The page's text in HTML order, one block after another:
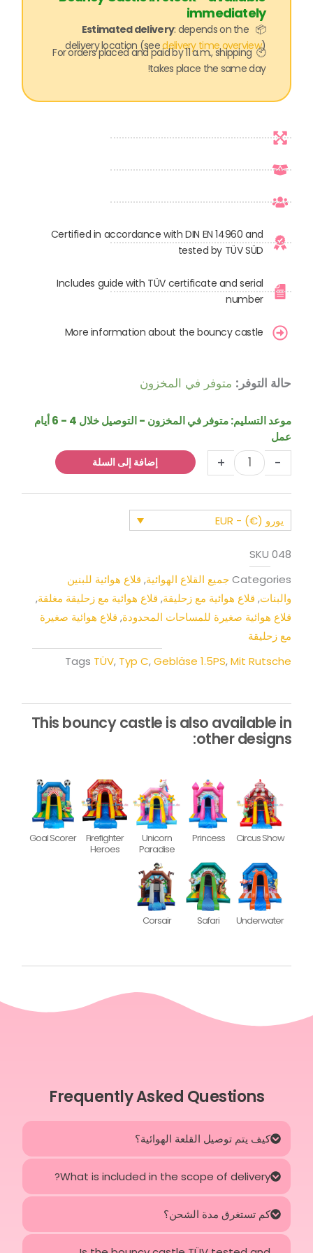
immediately
📦
Estimated delivery: depends on the
delivery location (seedelivery time overview)
🕙 For orders placed and paid by 11 a.m., shipping
takes place the same day!
Certified in accordance with DIN EN 14960 and
tested by TÜV SÜD
Includes guide with TÜV certificate and serial
number
More information about the bouncy castle
حالة التوفر: متوفر في المخزون
موعد التسليم:
متوفر في المخزون - التوصيل خلال 4 - 6 أيام
عمل
-
كمية
نطاطة
تحت
الماء
مع
زلاقة
+ إضافة إلى السلة
يورو (€) - EUR
SKU048
Categories جميع القلاع الهوائية, قلاع هوائية للبنين
والبنات, قلاع هوائية مع زحليقة, قلاع هوائية مع زحليقة مغلقة,
قلاع هوائية صغيرة للمساحات المحدودة, قلاع هوائية صغيرة
مع زحليقة
Tags TÜV, Typ C,Gebläse 1.5PS,Mit Rutsche
This bouncy castle is also available in
other designs:
Circus Show
Princess
Unicorn
Paradise
Firefighter
Heroes
Goal Scorer
Underwater
Safari
Corsair
Frequently Asked Questions
كيف يتم توصيل القلعة الهوائية؟
What is included in the scope of delivery?
كم تستغرق مدة الشحن؟